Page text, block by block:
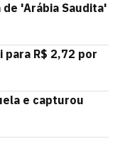
de 'Arábia Saudita'
para R$ 2,72 por
e capturou